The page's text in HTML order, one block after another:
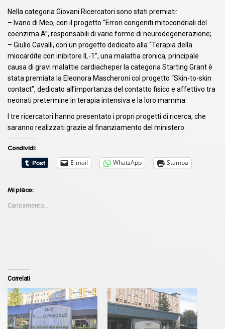
Nella categoria Giovani Ricercatori sono stati premiati:
– Ivano di Meo, con il progetto “Errori congeniti mitocondriali del
coenzima A”, responsabili di varie forme di neurodegenerazione;
– Giulio Cavalli, con un progetto dedicato alla “Terapia della
miocardite con inibitore IL-1”, una malattia cronica, principale
causa di gravi malattie cardiacheper la categoria Starting Grant è
stata premiata la Eleonora Mascheroni col progetto “Skin-to-skin
contact”, dedicato all’importanza del contatto fisico e affettivo tra
neonati pretermine in terapia intensiva e la loro mamma
I tre ricercatori hanno presentato i propri progetti di ricerca, che
saranno realizzati grazie al finanziamento del ministero.
Condividi:
E-mail
WhatsApp Stampa
Mi piace:
Caricamento...
Correlati